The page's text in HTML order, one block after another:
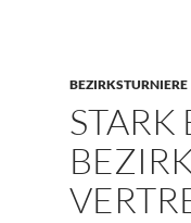
BEZIRKSTURNIERE
STARK